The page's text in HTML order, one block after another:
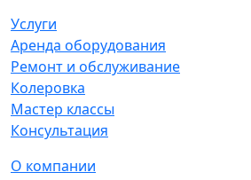
Услуги
Аренда оборудования
Ремонт и обслуживание
Колеровка
Мастер классы
Консультация
О компании